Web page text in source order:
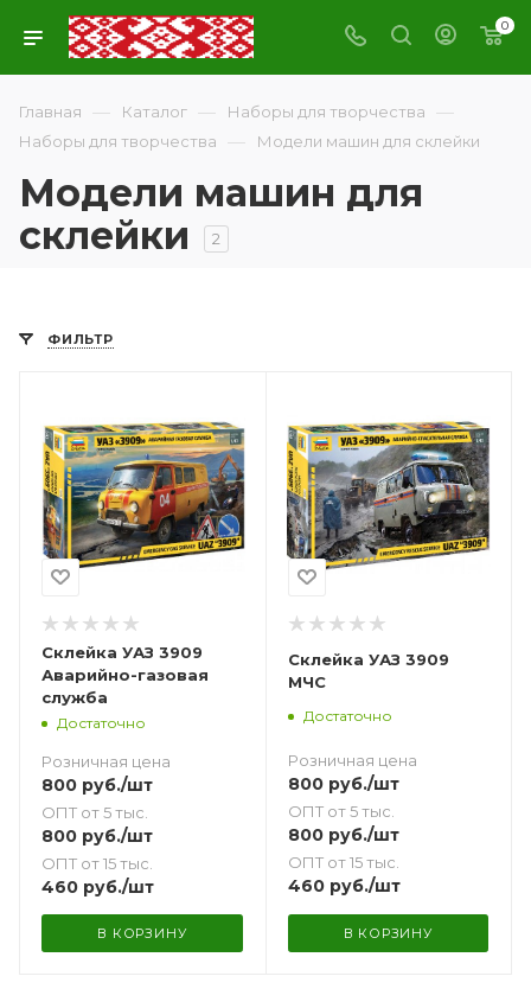
0
Главная — Каталог — Наборы для творчества —
Наборы для творчества — Модели машин для склейки
Модели машин для
склейки
2
ФИЛЬТР
Склейка УАЗ 3909
Аварийно-газовая
служба
Достаточно
Розничная цена
800 руб./шт
ОПТ от 5 тыс.
800 руб./шт
ОПТ от 15 тыс.
460 руб./шт
В КОРЗИНУ
Склейка УАЗ 3909
МЧС
Достаточно
Розничная цена
800руб./шт
ОПТ от 5 тыс.
800руб./шт
ОПТ от 15 тыс.
460руб./шт
В КОРЗИНУ